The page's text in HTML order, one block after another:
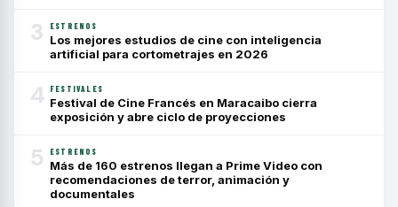
3 ESTRENOS
Los mejores estudios de cine con inteligencia
artificial para cortometrajes en 2026
4 FESTIVALES
Festival de Cine Francés en Maracaibo cierra
exposición y abre ciclo de proyecciones
5 ESTRENOS
Más de 160 estrenos llegan a Prime Video con
recomendaciones de terror, animación y
documentales